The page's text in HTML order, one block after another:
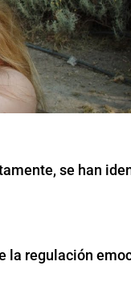
se han
la regulación